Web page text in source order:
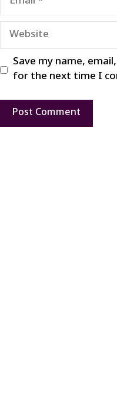
Website
Save my name,
for the next time I